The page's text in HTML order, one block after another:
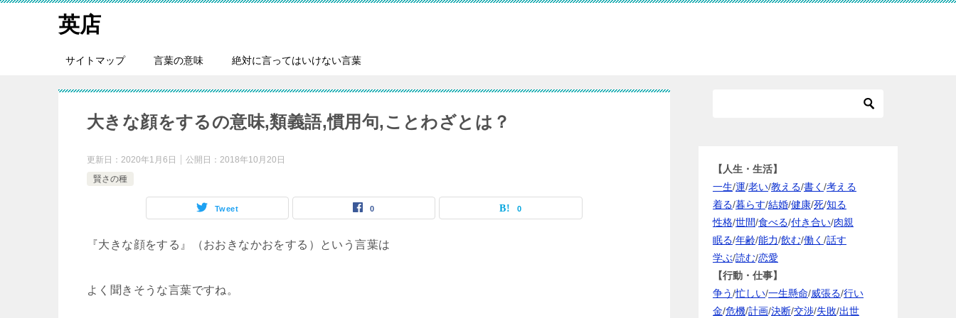
英店
サイトマップ 言葉の意味 絶対に言ってはいけない言葉
大きな顔をするの意味,類義語,慣用句,ことわざとは？
更新日： 2020年1月6日 公開日： 2018年10月20日
賢さの種
Tweet 0 0
『大きな顔をする』（おおきなかおをする）という言葉は
よく聞きそうな言葉ですね。
【人生・生活】
一生/運/老い/教える/書く /考える
着る/暮らす/結婚/健康/死/知る
性格/世間/食べる/付き合い/肉親
眠る/年齢/能力/飲む/働く /話す
学ぶ/読む/恋愛
【行動・仕事】
争う/忙しい/一生懸命/威張る/行い
金/危機/計画/決断/交渉/失敗/出世